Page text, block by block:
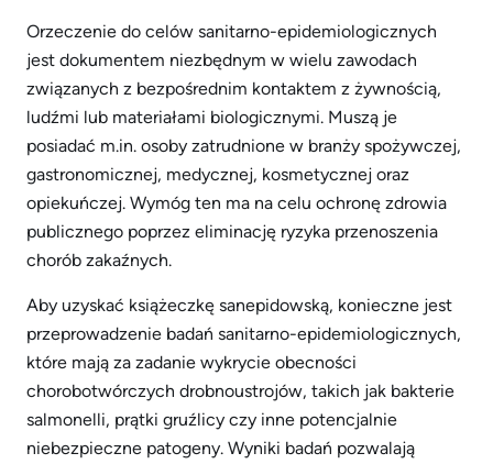
Orzeczenie do celów sanitarno-epidemiologicznych
jest dokumentem niezbędnym w wielu zawodach
związanych z bezpośrednim kontaktem z żywnością,
ludźmi lub materiałami biologicznymi. Muszą je
posiadać m.in. osoby zatrudnione w branży spożywczej,
gastronomicznej, medycznej, kosmetycznej oraz
opiekuńczej. Wymóg ten ma na celu ochronę zdrowia
publicznego poprzez eliminację ryzyka przenoszenia
chorób zakaźnych.
Aby uzyskać książeczkę sanepidowską, konieczne jest
przeprowadzenie badań sanitarno-epidemiologicznych,
które mają za zadanie wykrycie obecności
chorobotwórczych drobnoustrojów, takich jak bakterie
salmonelli, prątki gruźlicy czy inne potencjalnie
niebezpieczne patogeny. Wyniki badań pozwalają